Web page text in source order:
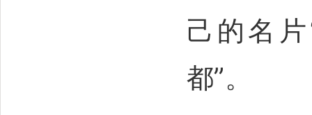
己的名
都”。